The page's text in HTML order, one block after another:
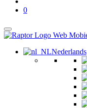
0
Nederlands